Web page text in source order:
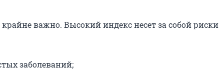
важно. Высокий индекс несет за собой риски
заболеваний;